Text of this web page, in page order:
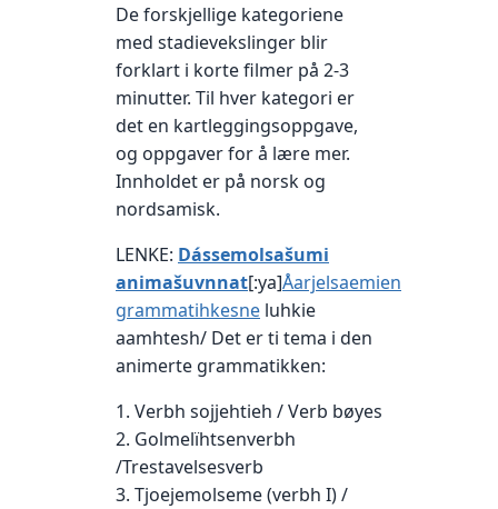
De forskjellige kategoriene
med stadievekslinger blir
forklart i korte filmer på 2-3
minutter. Til hver kategori er
det en kartleggingsoppgave,
og oppgaver for å lære mer.
Innholdet er på norsk og
nordsamisk.
LENKE: Dássemolsašumi
animašuvnnat[:ya]Åarjelsaemien
grammatihkesne luhkie
aamhtesh/ Det er ti tema i den
animerte grammatikken:
1. Verbh sojjehtieh / Verb bøyes
2. Golmelïhtsenverbh
/Trestavelsesverb
3. Tjoejemolseme (verbh I) /